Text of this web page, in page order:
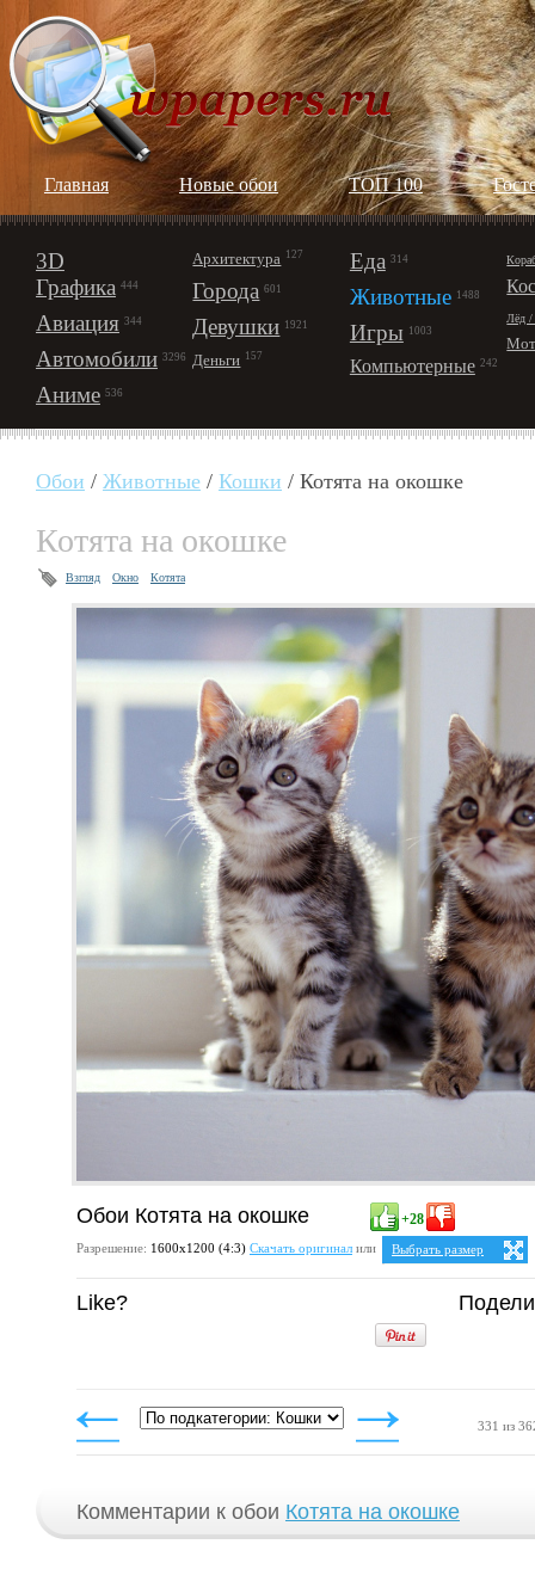
Главная Новые обои ТОП 100
3D
Графика 444
Авиация 344
Автомобили 3296
Аниме 536
Архитектура 127
Города 601
Девушки 1921
Деньги 157
Еда 314
Животные 1488
Игры 1003
Компьютерные 242
Лёд
Обои / Животные / Кошки / Котята на окошке
Котята на окошке
Взгляд Окно Котята
Обои Котята на окошке +28
Разрешение: 1600х1200 (4:3) Скачать оригиналили
Выбрать размер
Ваше разрешение:Не
1024x768
1152x864
1280x960
Like?
331 из
Комментарии к обои Котята на окошке